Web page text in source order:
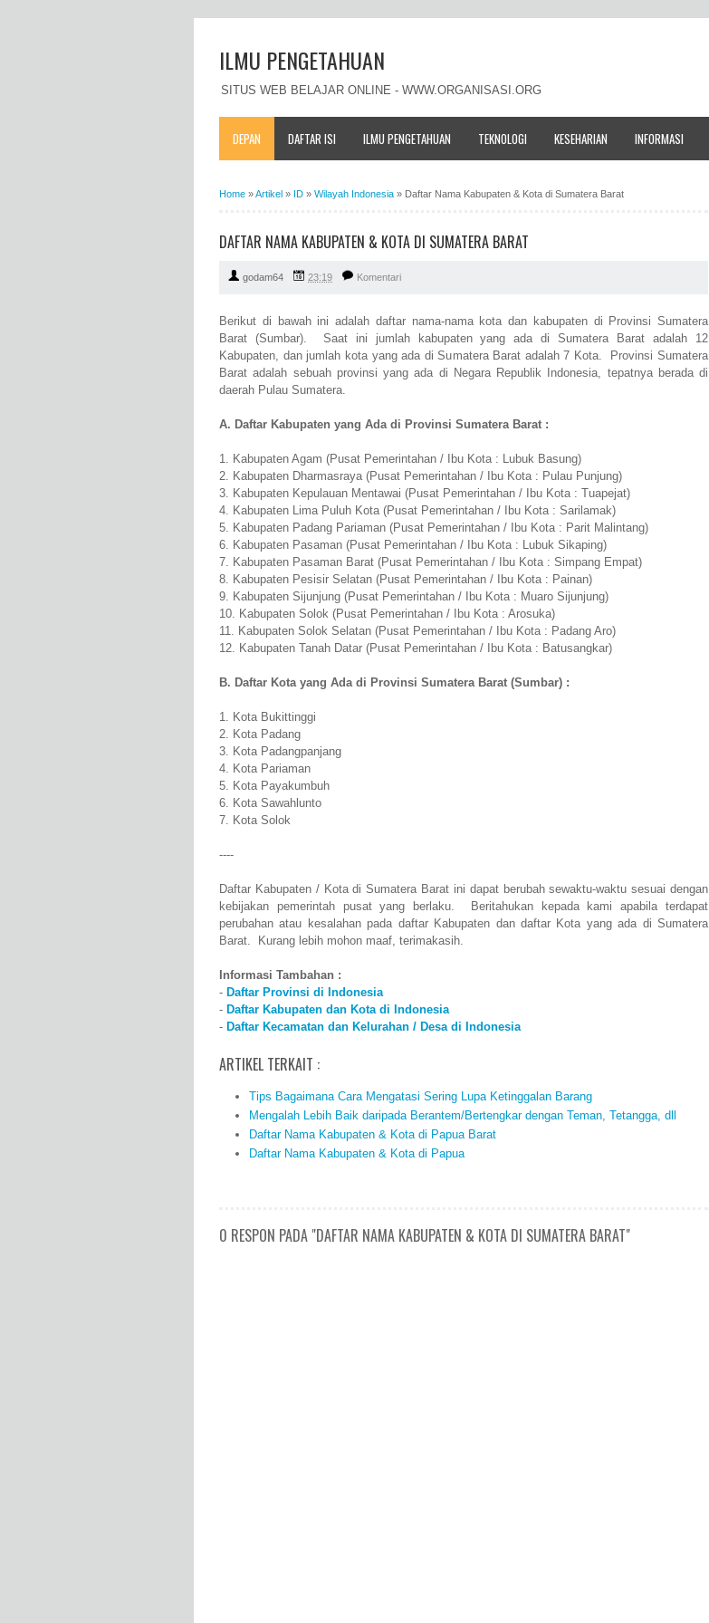
ILMU PENGETAHUAN
SITUS WEB BELAJAR ONLINE - WWW.ORGANISASI.ORG
DEPAN DAFTAR ISI ILMU PENGETAHUAN TEKNOLOGI KESEHARIAN INFORMASI
Home »Artikel » ID » Wilayah Indonesia » Daftar Nama Kabupaten & Kota di Sumatera Barat
DAFTAR NAMA KABUPATEN & KOTA DI SUMATERA BARAT
godam64 23:19 Komentari
Berikut di bawah ini adalah daftar nama-nama kota dan kabupaten di Provinsi Sumatera
Barat (Sumbar). Saat ini jumlah kabupaten yang ada di Sumatera Barat adalah 12
Kabupaten, dan jumlah kota yang ada di Sumatera Barat adalah 7 Kota. Provinsi Sumatera
Barat adalah sebuah provinsi yang ada di Negara Republik Indonesia, tepatnya berada di
daerah Pulau Sumatera.
A. Daftar Kabupaten yang Ada di Provinsi Sumatera Barat :
1. Kabupaten Agam (Pusat Pemerintahan / Ibu Kota : Lubuk Basung)
2. Kabupaten Dharmasraya (Pusat Pemerintahan / Ibu Kota : Pulau Punjung)
3. Kabupaten Kepulauan Mentawai (Pusat Pemerintahan / Ibu Kota : Tuapejat)
4. Kabupaten Lima Puluh Kota (Pusat Pemerintahan / Ibu Kota : Sarilamak)
5. Kabupaten Padang Pariaman (Pusat Pemerintahan / Ibu Kota : Parit Malintang)
6. Kabupaten Pasaman (Pusat Pemerintahan / Ibu Kota : Lubuk Sikaping)
7. Kabupaten Pasaman Barat (Pusat Pemerintahan / Ibu Kota : Simpang Empat)
8. Kabupaten Pesisir Selatan (Pusat Pemerintahan / Ibu Kota : Painan)
9. Kabupaten Sijunjung (Pusat Pemerintahan / Ibu Kota : Muaro Sijunjung)
10. Kabupaten Solok (Pusat Pemerintahan / Ibu Kota : Arosuka)
11. Kabupaten Solok Selatan (Pusat Pemerintahan / Ibu Kota : Padang Aro)
12. Kabupaten Tanah Datar (Pusat Pemerintahan / Ibu Kota : Batusangkar)
B. Daftar Kota yang Ada di Provinsi Sumatera Barat (Sumbar) :
1. Kota Bukittinggi
2. Kota Padang
3. Kota Padangpanjang
4. Kota Pariaman
5. Kota Payakumbuh
6. Kota Sawahlunto
7. Kota Solok
----
Daftar Kabupaten / Kota di Sumatera Barat ini dapat berubah sewaktu-waktu sesuai dengan
kebijakan pemerintah pusat yang berlaku. Beritahukan kepada kami apabila terdapat
perubahan atau kesalahan pada daftar Kabupaten dan daftar Kota yang ada di Sumatera
Barat. Kurang lebih mohon maaf, terimakasih.
Informasi Tambahan :
- Daftar Provinsi di Indonesia
- Daftar Kabupaten dan Kota di Indonesia
- Daftar Kecamatan dan Kelurahan / Desa di Indonesia
ARTIKEL TERKAIT :
Tips Bagaimana Cara Mengatasi Sering Lupa Ketinggalan Barang
Mengalah Lebih Baik daripada Berantem/Bertengkar dengan Teman, Tetangga, dll
Daftar Nama Kabupaten & Kota di Papua Barat
Daftar Nama Kabupaten & Kota di Papua
0 RESPON PADA "DAFTAR NAMA KABUPATEN & KOTA DI SUMATERA BARAT"